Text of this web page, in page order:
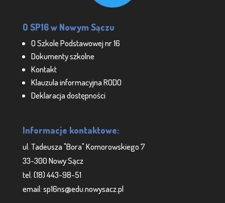
O SP16 w Nowym Sączu
O Szkole Podstawowej nr 16
Dokumenty szkolne
Kontakt
Klauzula informacyjna RODO
Deklaracja dostępności
Informacje kontaktowe:
ul. Tadeusza "Bora" Komorowskiego 7
33-300 Nowy Sącz
tel. (18) 443-98-51
email: sp16ns@edu.nowysacz.pl